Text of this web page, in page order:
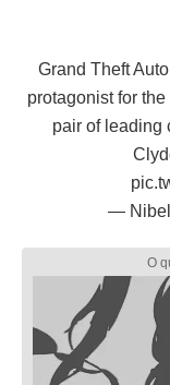
Grand Theft
protagonist for
pair of leading
— Nibel